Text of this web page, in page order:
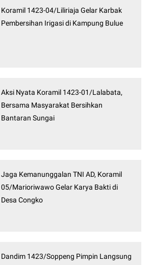
Koramil 1423-04/Liliriaja Gelar Karbak
Pembersihan Irigasi di Kampung Bulue
Aksi Nyata Koramil 1423-01/Lalabata,
Bersama Masyarakat Bersihkan
Bantaran Sungai
Jaga Kemanunggalan TNI AD, Koramil
05/Marioriwawo Gelar Karya Bakti di
Desa Congko
Dandim 1423/Soppeng Pimpin Langsung